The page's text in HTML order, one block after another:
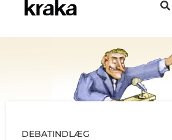
DEBATINDLÆG